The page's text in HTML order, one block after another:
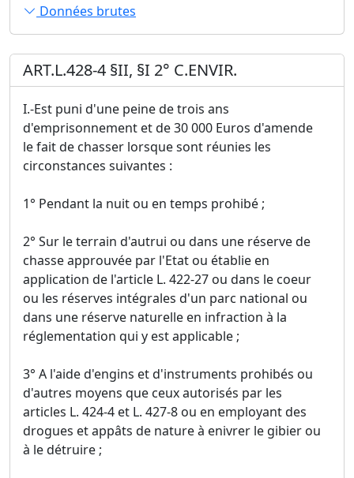
Données brutes
ART.L.428-4 §II, §I 2° C.ENVIR.
I.-Est puni d'une peine de trois ans
d'emprisonnement et de 30 000 Euros d'amende
le fait de chasser lorsque sont réunies les
circonstances suivantes :
1° Pendant la nuit ou en temps prohibé ;
2° Sur le terrain d'autrui ou dans une réserve de
chasse approuvée par l'Etat ou établie en
application de l'article L. 422-27 ou dans le coeur
ou les réserves intégrales d'un parc national ou
dans une réserve naturelle en infraction à la
réglementation qui y est applicable ;
3° A l'aide d'engins et d'instruments prohibés ou
d'autres moyens que ceux autorisés par les
articles L. 424-4 et L. 427-8 ou en employant des
drogues et appâts de nature à enivrer le gibier ou
à le détruire ;